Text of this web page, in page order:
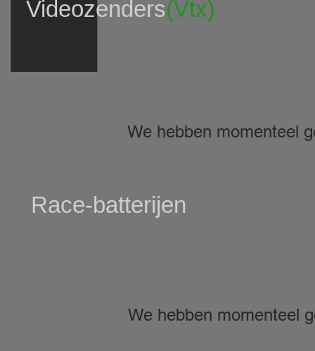
Videozenders(Vtx)
We hebben momenteel
Race-batterijen
We hebben momenteel